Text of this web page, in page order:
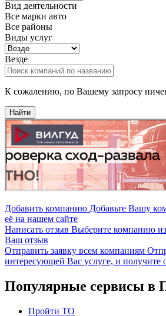
Вид деятельности
Все марки авто
Все районы
Виды услуг
Везде
К сожалению, по Вашему запросу
Найти
Добавить компанию Добавьте Вашу
её на нашем сайте
Написать отзыв Выберите компанию из
Ваш отзыв
Отправить заявку всем компаниям
интересующей Вас услуге, и получите
Популярные сервисы в
Пройти ТО